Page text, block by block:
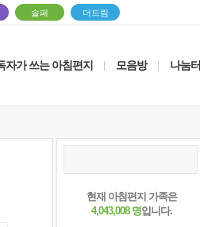
솔패 더드림
자가 쓰는 아침편지 모음방 나눔터
현재 아침편지 가족은
4,043,008 명입니다.